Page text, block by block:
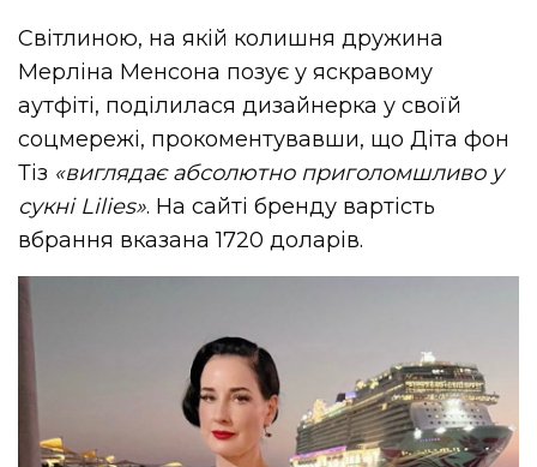
Світлиною, на якій колишня дружина
Мерліна Менсона позує у яскравому
аутфіті, поділилася дизайнерка у своїй
соцмережі, прокоментувавши, що Діта фон
Тіз «виглядає абсолютно приголомшливо у
сукні Lilies». На сайті бренду вартість
вбрання вказана 1720 доларів.